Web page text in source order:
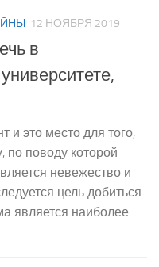
12 НОЯБРЯ 2019
в
и это место для того,
по поводу которой
невежество и
цель добиться
является наиболее